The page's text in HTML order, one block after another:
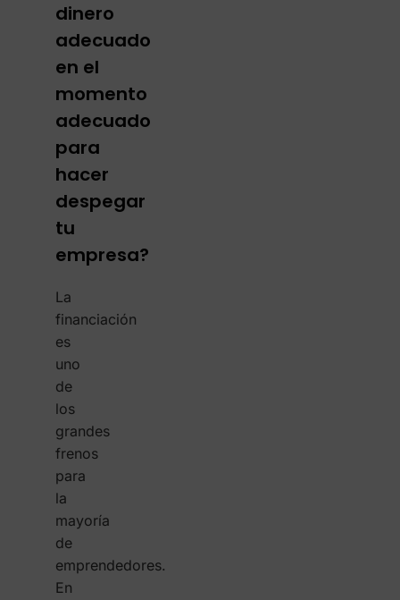
dinero
adecuado
en el
momento
adecuado
para
hacer
despegar
tu
empresa?
La
financiación
es
uno
de
los
grandes
frenos
para
la
mayoría
de
emprendedores.
En